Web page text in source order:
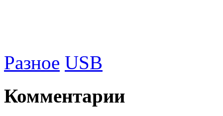
Разное USB
Комментарии